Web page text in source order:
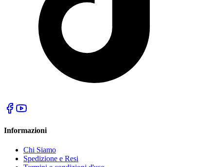
Informazioni
Chi Siamo
Spedizione e Resi